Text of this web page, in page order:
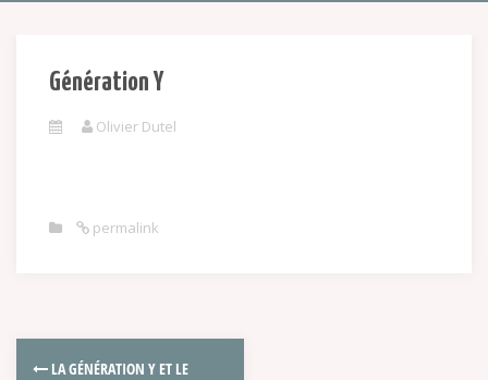
Génération Y
Olivier Dutel
permalink
LA GÉNÉRATION Y ET LE